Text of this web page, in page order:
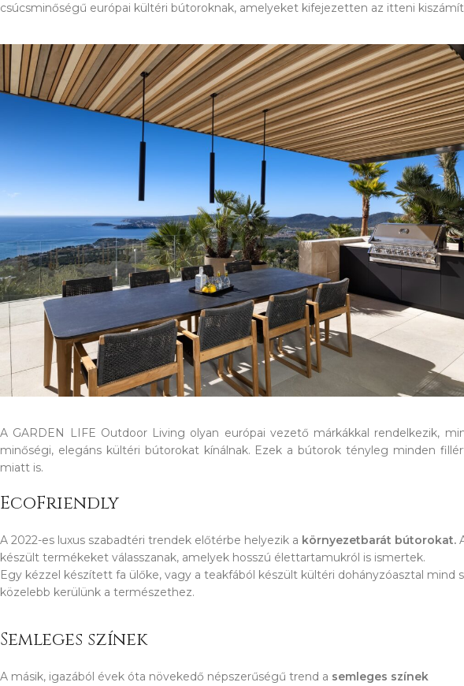
csúcsminőségű európai kültéri bútoroknak, amelyeket kifejezetten az itteni
A GARDEN LIFE Outdoor Living olyan európai vezető márkákkal rendelkezik,
minőségi, elegáns kültéri bútorokat kínálnak. Ezek a bútorok tényleg minden
miatt is.
EcoFriendly
A 2022-es luxus szabadtéri trendek előtérbe helyezik a környezetbarát bútorokat.
készült termékeket válasszanak, amelyek hosszú élettartamukról is ismertek.
Egy kézzel készített fa ülőke, vagy a teakfából készült kültéri dohányzóasztal
közelebb kerülünk a természethez.
Semleges színek
A másik, igazából évek óta növekedő népszerűségű trend a semleges színek